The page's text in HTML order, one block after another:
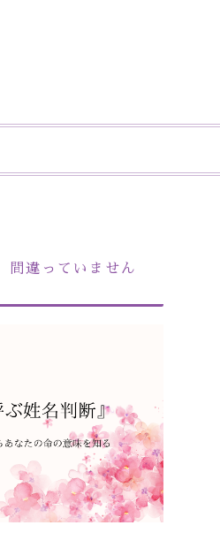
間違っていません